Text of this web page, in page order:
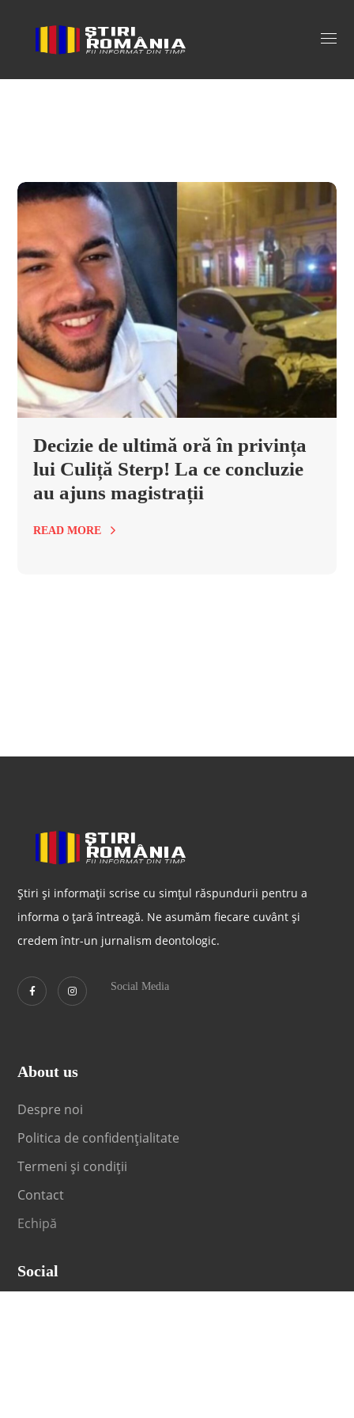
culita sterp accident cluj Tag
Decizie de ultimă oră în privința
lui Culiță Sterp! La ce concluzie
au ajuns magistrații
READ MORE
Știri și informații scrise cu simțul răspundurii pentru a
informa o țară întreagă. Ne asumăm fiecare cuvânt și
credem într-un jurnalism deontologic.
Social Media
About us
Despre noi
Politica de confidențialitate
Termeni și condiții
Contact
Echipă
Social